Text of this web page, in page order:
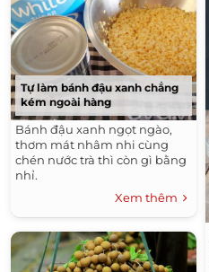
Tự làm bánh đậu xanh chẳng
kém ngoài hàng
Bánh đậu xanh ngọt ngào,
thơm mát nhâm nhi cùng
chén nước trà thì còn gì bằng
nhỉ.
Xem thêm